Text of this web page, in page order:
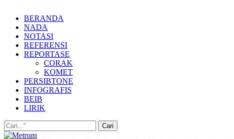
BERANDA
NADA
NOTASI
REFERENSI
REPORTASE
CORAK
KOMET
PERSIBTONE
INFOGRAFIS
BEIB
LIRIK